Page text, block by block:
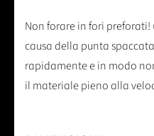
Non forare in fori preforati!
causa della punta
rapidamente e in modo
il materiale pieno alla